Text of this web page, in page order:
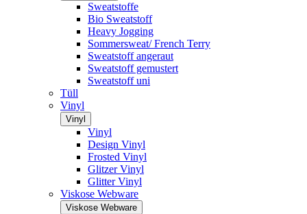
Sweatstoffe
Bio Sweatstoff
Heavy Jogging
Sommersweat/ French Terry
Sweatstoff angeraut
Sweatstoff gemustert
Sweatstoff uni
Tüll
Vinyl
Vinyl
Vinyl
Design Vinyl
Frosted Vinyl
Glitzer Vinyl
Glitter Vinyl
Viskose Webware
Viskose Webware